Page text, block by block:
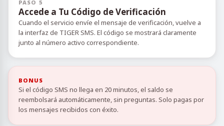
PASO 5
Accede a Tu Código de Verificación
Cuando el servicio envíe el mensaje de verificación, vuelve a
la interfaz de TIGER SMS. El código se mostrará claramente
junto al número activo correspondiente.
BONUS
Si el código SMS no llega en 20 minutos, el saldo se
reembolsará automáticamente, sin preguntas. Solo pagas por
los mensajes recibidos con éxito.